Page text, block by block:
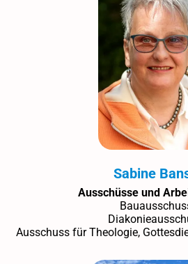
Sabine
Ausschüsse und
Ausschuss für Theologie,